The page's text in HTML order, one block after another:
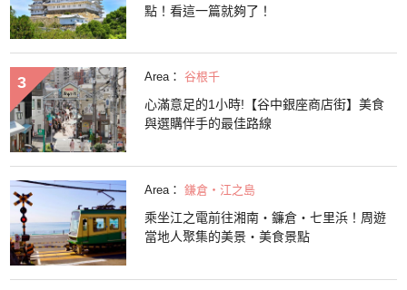
點！看這一篇就夠了！
Area： 谷根千
心滿意足的1小時!【谷中銀座商店街】美食
與選購伴手的最佳路線
Area： 鎌倉・江之島
乘坐江之電前往湘南・鐮倉・七里浜！周遊
當地人聚集的美景・美食景點